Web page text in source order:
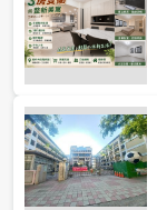
4房
屋齡
不拘